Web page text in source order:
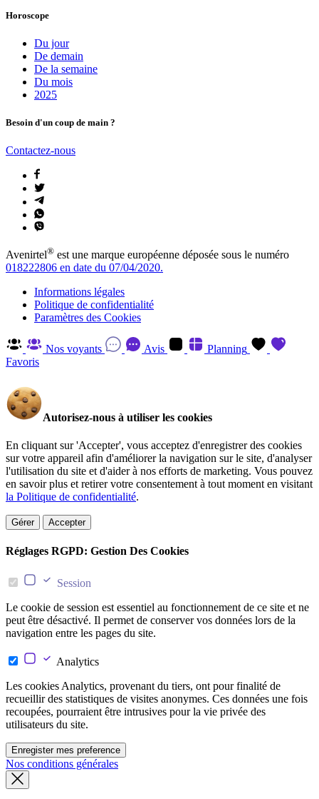
Horoscope
Du jour
De demain
De la semaine
Du mois
2025
Besoin d'un coup de main ?
Contactez-nous
Avenirtel® est une marque européenne déposée sous le numéro
018222806 en date du 07/04/2020.
Informations légales
Politique de confidentialité
Paramètres des Cookies
Nos voyants Avis
Planning
Favoris
Autorisez-nous à utiliser les cookies
En cliquant sur 'Accepter', vous acceptez d'enregistrer des cookies
sur votre appareil afin d'améliorer la navigation sur le site, d'analyser
l'utilisation du site et d'aider à nos efforts de marketing. Vous pouvez
en savoir plus et retirer votre consentement à tout moment en visitant
la Politique de confidentialité.
Gérer Accepter
Réglages RGPD: Gestion Des Cookies
Session
Le cookie de session est essentiel au fonctionnement de ce site et ne
peut être désactivé. Il permet de conserver vos données lors de la
navigation entre les pages du site.
Analytics
Les cookies Analytics, provenant du tiers, ont pour finalité de
recueillir des statistiques de visites anonymes. Ces données une fois
recoupées, pourraient être intrusives pour la vie privée des
utilisateurs du site.
Enregister mes preference
Nos conditions générales